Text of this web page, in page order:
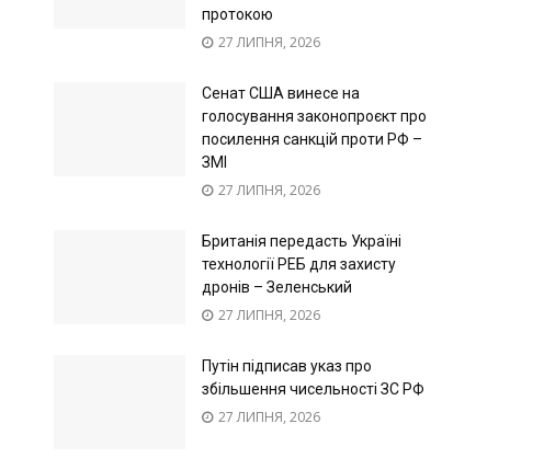
протокою
27 ЛИПНЯ, 2026
Сенат США винесе на
голосування законопроєкт про
посилення санкцій проти РФ –
ЗМІ
27 ЛИПНЯ, 2026
Британія передасть Україні
технології РЕБ для захисту
дронів – Зеленський
27 ЛИПНЯ, 2026
Путін підписав указ про
збільшення чисельності ЗС РФ
27 ЛИПНЯ, 2026